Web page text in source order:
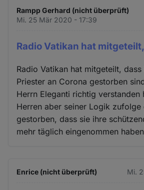
Rampp Gerhard (nicht überprüft)
Mi. 25 Mär 2020 - 17:39
Radio Vatikan hat mitgeteilt,
Radio Vatikan hat mitgeteilt,
Priester an Corona gestorben
Herrn Eleganti richtig verstanden
Herren aber seiner Logik zufolge
gestorben, dass sie ihre
mehr täglich eingenommen
Enrice (nicht überprüft) Mi.